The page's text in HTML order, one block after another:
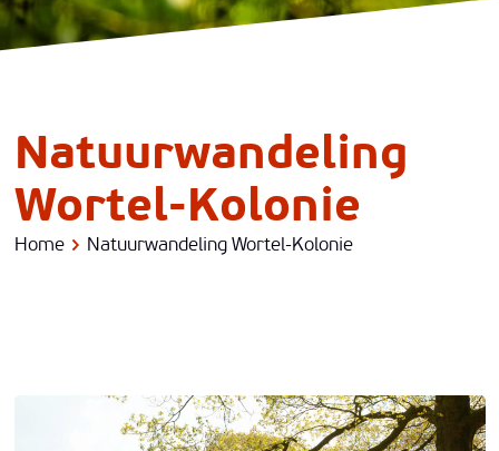
Natuurwandeling
Wortel-Kolonie
Home Natuurwandeling Wortel-Kolonie